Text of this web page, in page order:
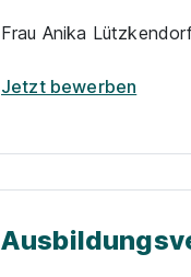
Frau Anika
Jetzt bewerben